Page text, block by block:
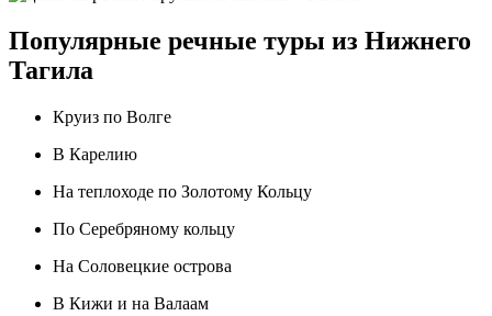
Популярные речные туры из Нижнего
Тагила
Круиз по Волге
В Карелию
На теплоходе по Золотому Кольцу
По Серебряному кольцу
На Соловецкие острова
В Кижи и на Валаам